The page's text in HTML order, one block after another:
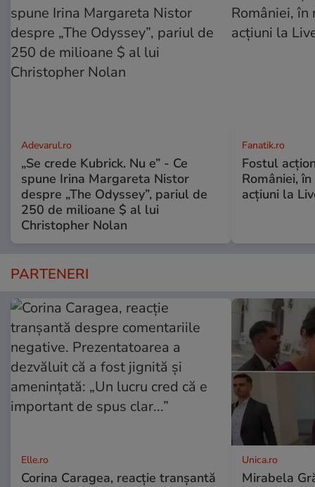
Adevarul.ro
„Se crede Kubrick. Nu e” - Ce
spune Irina Margareta Nistor
despre „The Odyssey”, pariul de
250 de milioane $ al lui
Christopher Nolan
Fanatik.ro
Fostul
României,
acțiuni la
PARTENERI
Elle.ro
Corina Caragea, reacție tranșantă
Unica.ro
Mirabela